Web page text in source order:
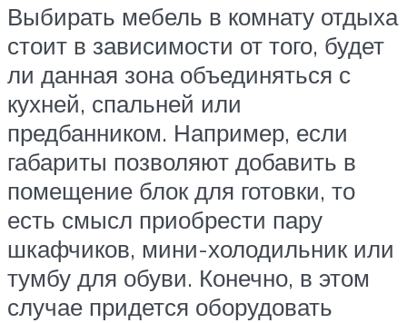
Выбирать мебель в комнату отдыха
стоит в зависимости от того, будет
ли данная зона объединяться с
кухней, спальней или
предбанником. Например, если
габариты позволяют добавить в
помещение блок для готовки, то
есть смысл приобрести пару
шкафчиков, мини-холодильник или
тумбу для обуви. Конечно, в этом
случае придется оборудовать